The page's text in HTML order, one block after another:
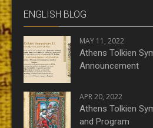
ENGLISH BLOG
MAY 11, 2022
Athens Tolkien
Announcement
APR 20, 2022
Athens Tolkien
and Program